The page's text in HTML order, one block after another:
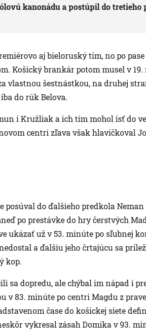
kanonádu a postúpil do tretieho
aj bieloruský tím, no po pase
Košický brankár potom musel v 19.
vlastnou šestnástkou, na druhej
do rúk Belova.
i Kružliak a ich tím mohol ísť do
centri zľava však hlavičkoval
posúval do ďalšieho predkola
po prestávke do hry čerstvých
ukázať už v 53. minúte po sľubnej
a ďalšiu jeho črtajúcu sa
kop.
sa dopredu, ale chýbal im nápad i
v 83. minúte po centri Magdu z
čase do košickej siete
vykresal zásah Domika v 93.